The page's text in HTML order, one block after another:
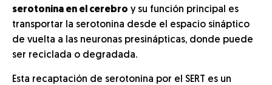
serotonina en el cerebro y su función principal es
transportar la serotonina desde el espacio sináptico
de vuelta a las neuronas presinápticas, donde puede
ser reciclada o degradada.
Esta recaptación de serotonina por el SERT es un